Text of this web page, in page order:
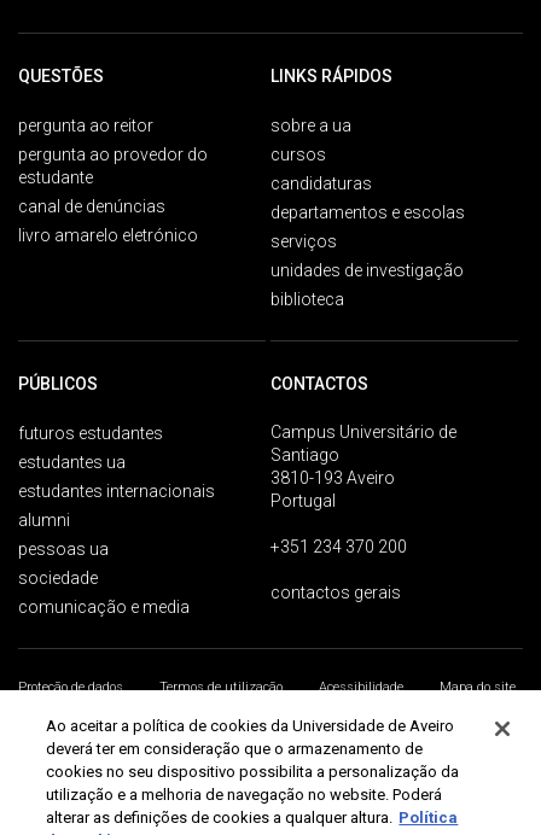
QUESTÕES
pergunta ao reitor
pergunta ao provedor do
estudante
canal de denúncias
livro amarelo eletrónico
LINKS RÁPIDOS
sobre a ua
cursos
candidaturas
departamentos e escolas
serviços
unidades de investigação
biblioteca
PÚBLICOS
futuros estudantes
estudantes ua
estudantes internacionais
alumni
pessoas ua
sociedade
comunicação e media
CONTACTOS
Campus Universitário de
Santiago
3810-193 Aveiro
Portugal
+351 234 370 200
contactos gerais
Proteção de dados Termos de utilização Acessibilidade
Mapa do site
Universidade de Aveiro 2026
Ao aceitar a política de cookies da Universidade de Aveiro
deverá ter em consideração que o armazenamento de
cookies no seu dispositivo possibilita a personalização da
utilização e a melhoria de navegação no website. Poderá
alterar as definições de cookies a qualquer altura. Política